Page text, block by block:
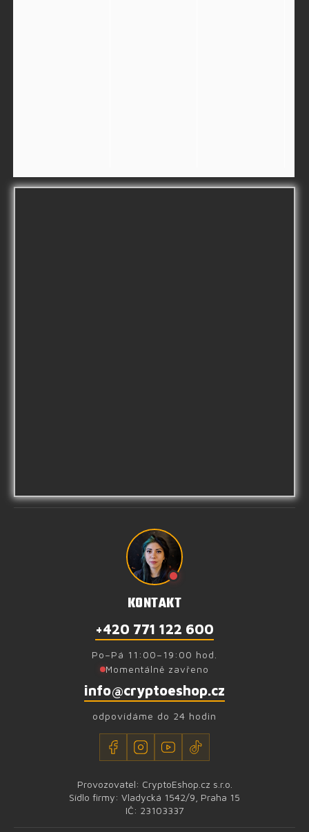
KONTAKT
+420 771 122 600
Po–Pá 11:00–19:00 hod.
Momentálně zavřeno
info@cryptoeshop.cz
odpovídáme do 24 hodin
Provozovatel: CryptoEshop.cz s.r.o.
Sídlo firmy: Vladycká 1542/9, Praha 15
IČ: 23103337